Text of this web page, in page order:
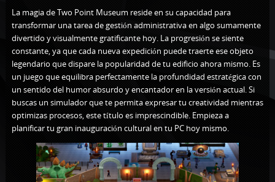
La magia de Two Point Museum reside en su capacidad para
transformar una tarea de gestión administrativa en algo sumamente
divertido y visualmente gratificante hoy. La progresión se siente
constante, ya que cada nueva expedición puede traerte ese objeto
legendario que dispare la popularidad de tu edificio ahora mismo. Es
un juego que equilibra perfectamente la profundidad estratégica con
un sentido del humor absurdo y encantador en la versión actual. Si
buscas un simulador que te permita expresar tu creatividad mientras
optimizas procesos, este título es imprescindible. Empieza a
planificar tu gran inauguración cultural en tu PC hoy mismo.